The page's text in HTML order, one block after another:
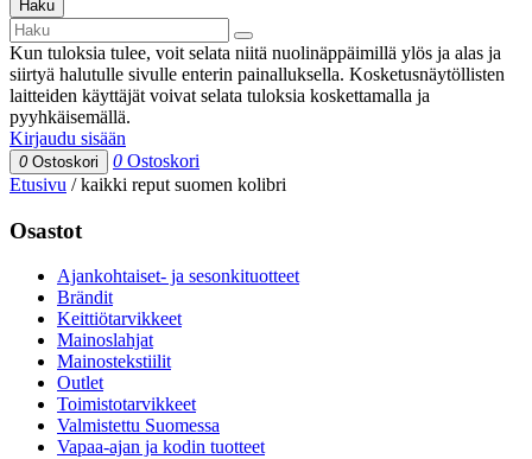
Haku
Kun tuloksia tulee, voit selata niitä nuolinäppäimillä ylös ja alas ja
siirtyä halutulle sivulle enterin painalluksella. Kosketusnäytöllisten
laitteiden käyttäjät voivat selata tuloksia koskettamalla ja
pyyhkäisemällä.
Kirjaudu sisään
0 Ostoskori 0 Ostoskori
Etusivu /kaikki reput suomen kolibri
Osastot
Ajankohtaiset- ja sesonkituotteet
Brändit
Keittiötarvikkeet
Mainoslahjat
Mainostekstiilit
Outlet
Toimistotarvikkeet
Valmistettu Suomessa
Vapaa-ajan ja kodin tuotteet